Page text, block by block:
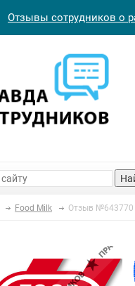
Отзывы сотрудников о
Food Milk Отзыв №643770